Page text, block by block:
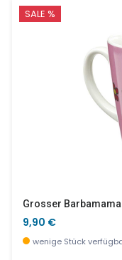
SALE %
Grosser
9,90 €
wenige Stück